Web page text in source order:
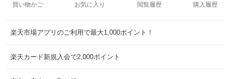
買い物かご お気に入り 閲覧履歴 購入履歴
楽天市場アプリのご利用で最大1,000ポイント！
楽天カード新規入会で2,000ポイント